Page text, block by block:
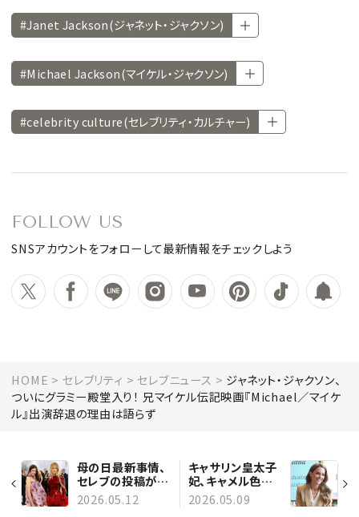
#Janet Jackson(ジャネット・ジャクソン)
#Michael Jackson(マイケル・ジャクソン)
#celebrity culture(セレブリティ・カルチャー)
FOLLOW US
SNSアカウントをフォローして最新情報をチェックしよう
HOME セレブリティ セレブニュース
ジャネット・ジャクソン、
ついにグラミー殿堂入り！ 兄マイケル伝記映画『Michael／マイケ
ル』出演辞退の理由は語らず
母の日最新事情、
セレブの投稿が映
す今──祝福だけ
じゃない想いも包
2026.05.12
キャサリン皇太子
妃、キャメル色パ
ンツスーツの見事
な着回しで注目！
2026.05.09